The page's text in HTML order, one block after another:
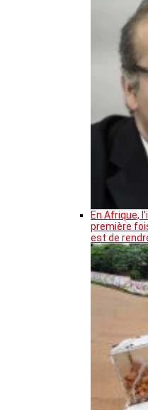
En Afrique,
première
est de